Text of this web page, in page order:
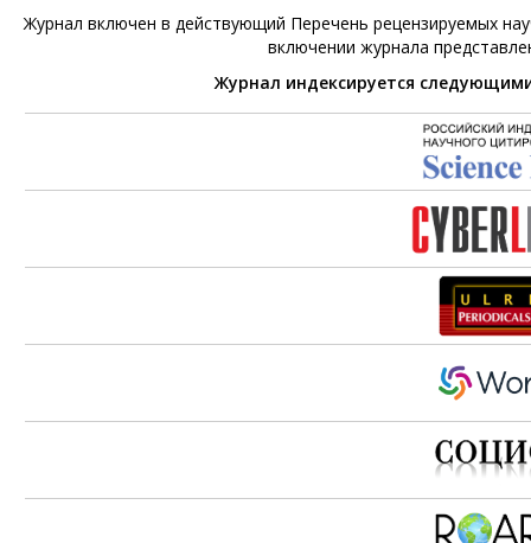
Журнал включен в действующий Перечень рецензируемых
включении журнала
Журнал индексируется